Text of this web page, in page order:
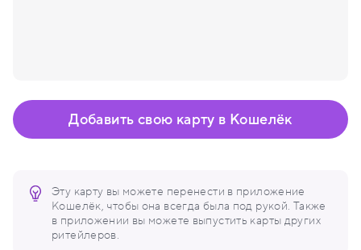
Эту карту вы можете перенести в приложение
Кошелёк, чтобы она всегда была под рукой. Также
в приложении вы можете выпустить карты других
ритейлеров.
Добавить свою карту в Кошелёк